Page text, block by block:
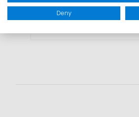
• sportliches
Deny